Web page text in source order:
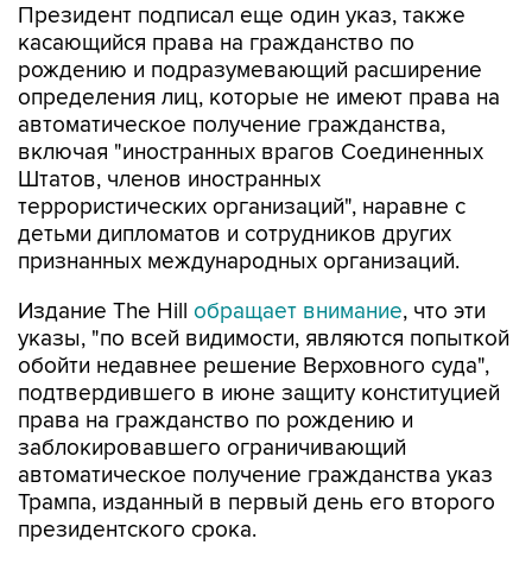
Президент подписал еще один указ, также
касающийся права на гражданство по
рождению и подразумевающий расширение
определения лиц, которые не имеют права на
автоматическое получение гражданства,
включая "иностранных врагов Соединенных
Штатов, членов иностранных
террористических организаций", наравне с
детьми дипломатов и сотрудников других
признанных международных организаций.
Издание The Hill обращает внимание, что эти
указы, "по всей видимости, являются попыткой
обойти недавнее решение Верховного суда",
подтвердившего в июне защиту конституцией
права на гражданство по рождению и
заблокировавшего ограничивающий
автоматическое получение гражданства указ
Трампа, изданный в первый день его второго
президентского срока.